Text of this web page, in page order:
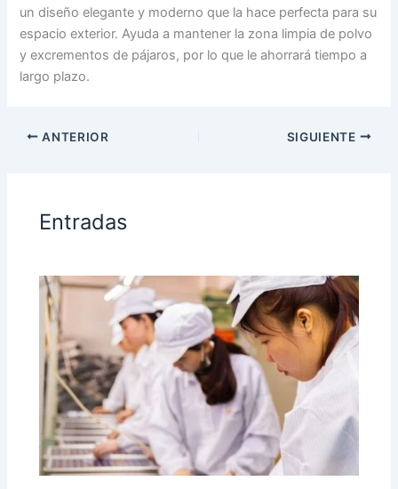
un diseño elegante y moderno que la hace perfecta para su
espacio exterior. Ayuda a mantener la zona limpia de polvo
y excrementos de pájaros, por lo que le ahorrará tiempo a
largo plazo.
ANTERIOR SIGUIENTE
Entradas